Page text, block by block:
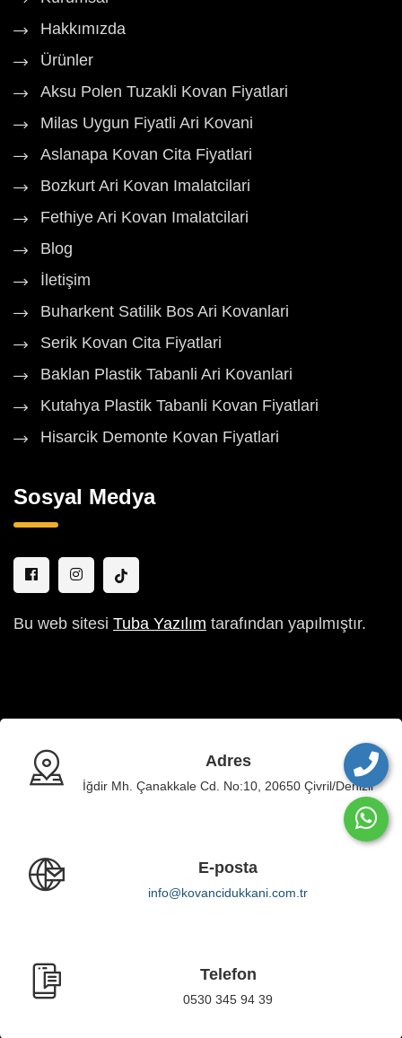
Hakkımızda
Ürünler
Aksu Polen Tuzakli Kovan Fiyatlari
Milas Uygun Fiyatli Ari Kovani
Aslanapa Kovan Cita Fiyatlari
Bozkurt Ari Kovan Imalatcilari
Fethiye Ari Kovan Imalatcilari
Blog
İletişim
Buharkent Satilik Bos Ari Kovanlari
Serik Kovan Cita Fiyatlari
Baklan Plastik Tabanli Ari Kovanlari
Kutahya Plastik Tabanli Kovan Fiyatlari
Hisarcik Demonte Kovan Fiyatlari
Sosyal Medya
Bu web sitesi Tuba Yazılım tarafından yapılmıştır.
Adres
İğdir Mh. Çanakkale Cd. No:10, 20650 Çivril/Denizli
E-posta
info@kovancidukkani.com.tr
Telefon
0530 345 94 39